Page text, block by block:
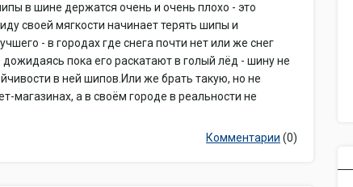
в шине держатся очень и очень плохо - это
своей мягкости начинает терять шипы и
- в городах где снега почти нет или же снег
пока его раскатают в голый лёд - шину не
в ней шипов.Или же брать такую, но не
магазинах, а в своём городе в реальности не
Комментарии (0)